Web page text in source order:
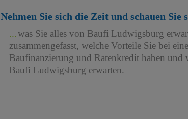
Nehmen Sie sich die Zeit und schauen Sie
was Sie alles von Baufi Ludwigsburg
zusammengefasst, welche Vorteile Sie bei
Baufinanzierung und Ratenkredit haben und
Baufi Ludwigsburg erwarten.